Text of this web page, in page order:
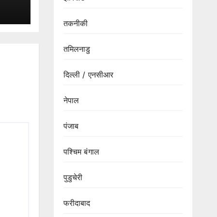
तकनीकी
तमिलनाडु
दिल्ली / एनसीआर
नेपाल
पंजाब
पश्चिम बंगाल
पुडुचेरी
फरीदाबाद